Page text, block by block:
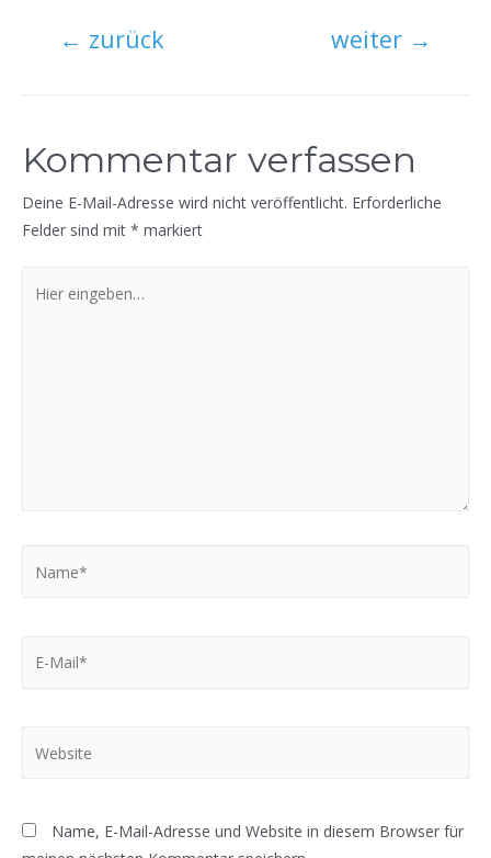
← zurück weiter →
Kommentar verfassen
Deine E-Mail-Adresse wird nicht veröffentlicht. Erforderliche
Felder sind mit * markiert
eingeben…
Name, E-Mail-Adresse und Website in diesem Browser für